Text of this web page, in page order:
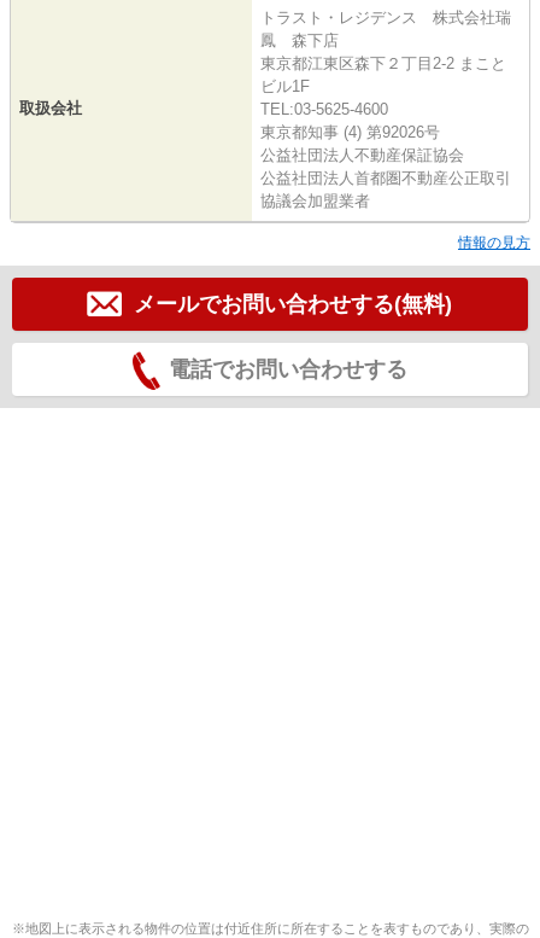
取扱会社
トラスト・レジデンス 株式会社瑞
鳳 森下店
東京都江東区森下２丁目2-2 まこと
ビル1F
TEL:03-5625-4600
東京都知事 (4) 第92026号
公益社団法人不動産保証協会
公益社団法人首都圏不動産公正取引
協議会加盟業者
情報の見方
メールでお問い合わせする(無料)
電話でお問い合わせする
※地図上に表示される物件の位置は付近住所に所在することを表すものであり、実際の